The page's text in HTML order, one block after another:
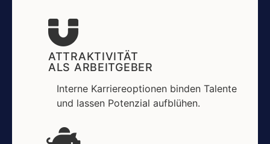
ATTRAKTIVITÄT
ALS ARBEITGEBER
Interne Karriereoptionen binden Talente
und lassen Potenzial aufblühen.